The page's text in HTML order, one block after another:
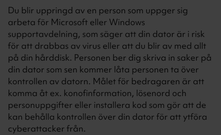
Du blir uppringd av en person som uppger sig
arbeta för Microsoft eller Windows
supportavdelning, som säger att din dator är i risk
för att drabbas av virus eller att du blir av med allt
på din hårddisk. Personen ber dig skriva in saker på
din dator som sen kommer låta personen ta över
kontrollen av datorn. Målet för bedragaren är att
komma åt ex. konofinformation, lösenord och
personuppgifter eller installera kod som gör att de
kan behålla kontrollen över din dator för att ytföra
cyberattacker från.